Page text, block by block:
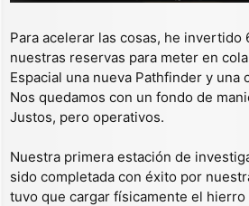
Para acelerar las cosas, he invertido
nuestras reservas para meter en
Espacial una nueva Pathfinder y una
Nos quedamos con un fondo de
Justos, pero operativos.
Nuestra primera estación de
sido completada con éxito por
tuvo que cargar físicamente el